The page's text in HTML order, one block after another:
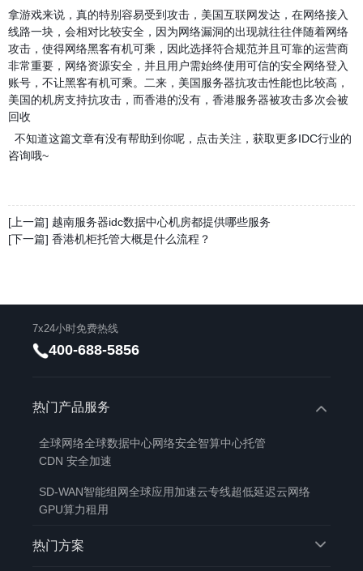
拿游戏来说，真的特别容易受到攻击，美国互联网发达，在网络接入
线路一块，会相对比较安全，因为网络漏洞的出现就往往伴随着网络
攻击，使得网络黑客有机可乘，因此选择符合规范并且可靠的运营商
非常重要，网络资源安全，并且用户需始终使用可信的安全网络登入
账号，不让黑客有机可乘。二来，美国服务器抗攻击性能也比较高，
美国的机房支持抗攻击，而香港的没有，香港服务器被攻击多次会被
回收
不知道这篇文章有没有帮助到你呢，点击关注，获取更多IDC行业的
咨询哦~
[上一篇] 越南服务器idc数据中心机房都提供哪些服务
[下一篇] 香港机柜托管大概是什么流程？
7x24小时免费热线
400-688-5856
热门产品服务
全球网络全球数据中心网络安全智算中心托管
CDN 安全加速
SD-WAN智能组网全球应用加速云专线超低延迟云网络
GPU算力租用
热门方案